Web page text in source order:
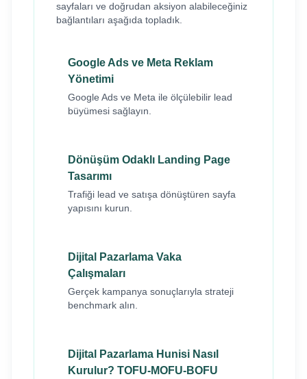
sayfaları ve doğrudan aksiyon alabileceğiniz
bağlantıları aşağıda topladık.
Google Ads ve Meta Reklam
Yönetimi
Google Ads ve Meta ile ölçülebilir lead
büyümesi sağlayın.
Dönüşüm Odaklı Landing Page
Tasarımı
Trafiği lead ve satışa dönüştüren sayfa
yapısını kurun.
Dijital Pazarlama Vaka
Çalışmaları
Gerçek kampanya sonuçlarıyla strateji
benchmark alın.
Dijital Pazarlama Hunisi Nasıl
Kurulur? TOFU-MOFU-BOFU